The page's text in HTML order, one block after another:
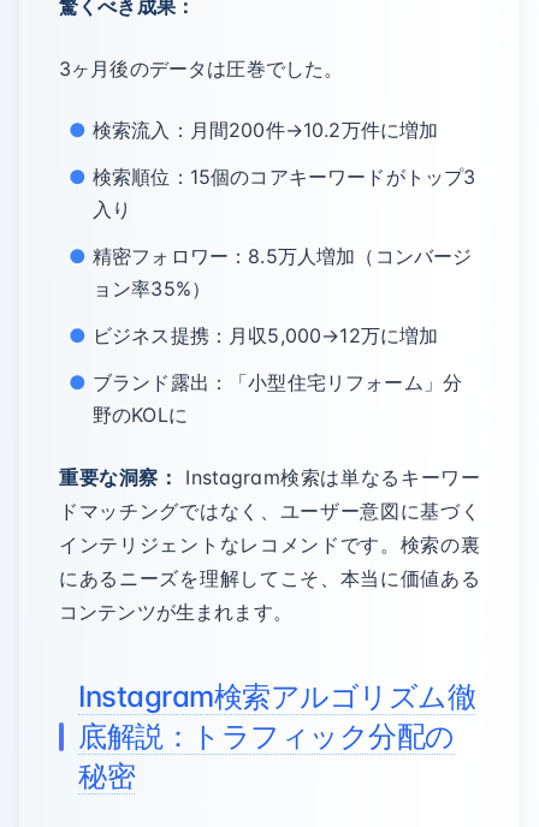
驚くべき成果：
3ヶ月後のデータは圧巻でした。
検索流入：月間200件→10.2万件に増加
検索順位：15個のコアキーワードがトップ3
入り
精密フォロワー：8.5万人増加（コンバージ
ョン率35%）
ビジネス提携：月収5,000→12万に増加
ブランド露出：「小型住宅リフォーム」分
野のKOLに
重要な洞察：
Instagram検索は単なるキーワー
ドマッチングではなく、ユーザー意図に基づく
インテリジェントなレコメンドです。検索の裏
にあるニーズを理解してこそ、本当に価値ある
コンテンツが生まれます。
Instagram検索アルゴリズム徹
底解説：トラフィック分配の
秘密